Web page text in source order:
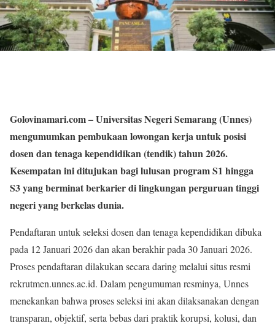
Golovinamari.com– Universitas Negeri Semarang (Unnes)
mengumumkan pembukaan lowongan kerja untuk posisi
dosen dan tenaga kependidikan (tendik) tahun 2026.
Kesempatan ini ditujukan bagi lulusan program S1 hingga
S3 yang berminat berkarier di lingkungan perguruan tinggi
negeri yang berkelas dunia.
Pendaftaran untuk seleksi dosen dan tenaga kependidikan dibuka
pada 12 Januari 2026 dan akan berakhir pada 30 Januari 2026.
Proses pendaftaran dilakukan secara daring melalui situs resmi
rekrutmen.unnes.ac.id. Dalam pengumuman resminya, Unnes
menekankan bahwa proses seleksi ini akan dilaksanakan dengan
transparan, objektif, serta bebas dari praktik korupsi, kolusi, dan